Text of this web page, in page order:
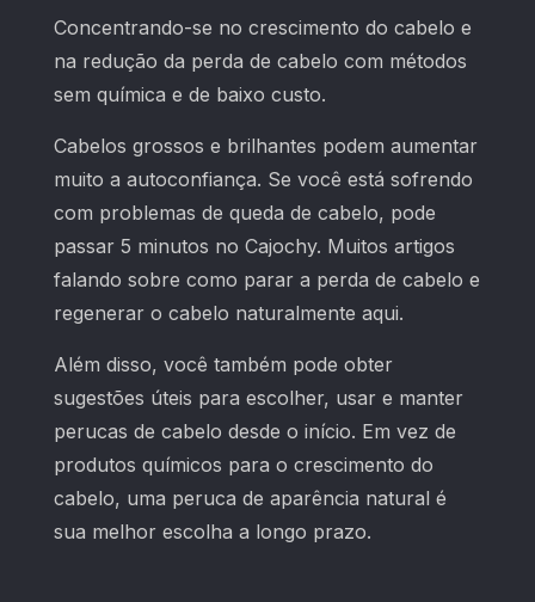
Concentrando-se no crescimento do cabelo e
na redução da perda de cabelo com métodos
sem química e de baixo custo.
Cabelos grossos e brilhantes podem aumentar
muito a autoconfiança. Se você está sofrendo
com problemas de queda de cabelo, pode
passar 5 minutos no Cajochy. Muitos artigos
falando sobre como parar a perda de cabelo e
regenerar o cabelo naturalmente aqui.
Além disso, você também pode obter
sugestões úteis para escolher, usar e manter
perucas de cabelo desde o início. Em vez de
produtos químicos para o crescimento do
cabelo, uma peruca de aparência natural é
sua melhor escolha a longo prazo.